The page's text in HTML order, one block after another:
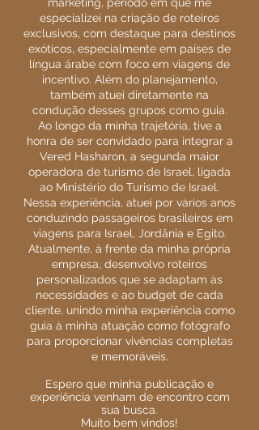
especializei na criação de roteiros
exclusivos, com destaque para destinos
exóticos, especialmente em países de
língua árabe com foco em viagens de
incentivo. Além do planejamento,
também atuei diretamente na
condução desses grupos como guia.
Ao longo da minha trajetória, tive a
honra de ser convidado para integrar a
Vered Hasharon, a segunda maior
operadora de turismo de Israel, ligada
ao Ministério do Turismo de Israel.
Nessa experiência, atuei por vários anos
conduzindo passageiros brasileiros em
viagens para Israel, Jordânia e Egito.
Atualmente, à frente da minha própria
empresa, desenvolvo roteiros
personalizados que se adaptam às
necessidades e ao budget de cada
cliente, unindo minha experiência como
guia à minha atuação como fotógrafo
para proporcionar vivências completas
e memoráveis.
Espero que minha publicação e
experiência venham de encontro com
sua busca.
Muito bem vindos!